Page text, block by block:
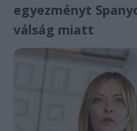
egyezményt
válság miatt